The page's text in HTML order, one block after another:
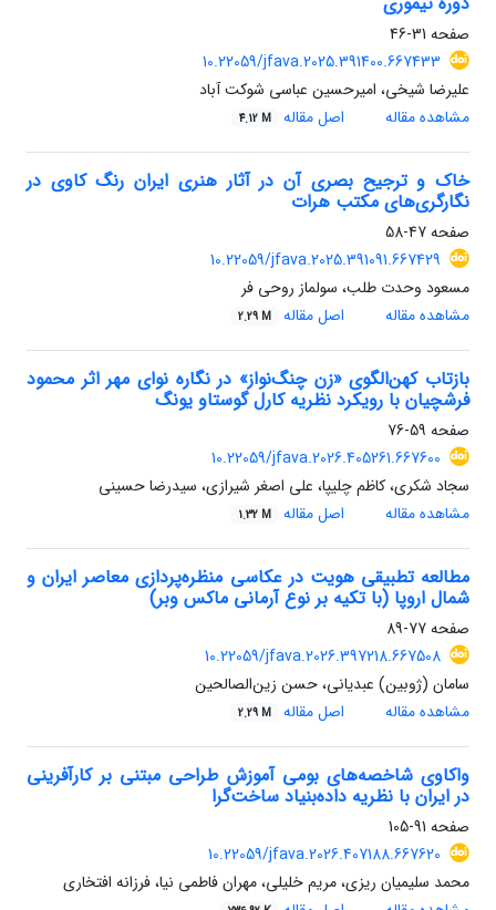
صفحه 31-46
10.22059/jfava.2025.391400.667433
علیرضا شیخی، امیرحسین عباسی شوکت آباد
مشاهده مقاله
اصل مقاله 4.12 M
خاک و ترجیح بصری آن در آثار هنری ایران رنگ کاوی در
نگارگری‌های مکتب هرات
صفحه47-58
10.22059/jfava.2025.391091.667429
مسعود وحدت طلب، سولماز روحی فر
مشاهده مقاله
اصل مقاله 2.29 M
بازتاب کهن‌الگوی «زن چنگ‌نواز» در نگاره نوای مهر اثر محمود
فرشچیان با رویکرد نظریه کارل گوستاو یونگ
صفحه 59-76
10.22059/jfava.2026.405261.667600
سجاد شکری، کاظم چلیپا، علی اصغر شیرازی، سیدرضا حسینی
مشاهده مقاله
اصل مقاله 1.32 M
مطالعه تطبیقی هویت در عکاسی منظره‌‌پردازی معاصر ایران و
شمال اروپا (با تکیه بر نوع آرمانی ماکس وبر)
صفحه77-89
10.22059/jfava.2026.397218.667508
سامان (ژوبین) عبدیانی، حسن زین‌الصالحین
مشاهده مقاله
اصل مقاله 2.29 M
واکاوی شاخصه‌های بومی آموزش طراحی مبتنی بر کارآفرینی
در ایران با نظریه داده‌بنیاد ساخت‌گرا
صفحه 91-105
10.22059/jfava.2026.407188.667620
محمد سلیمیان ریزی، مریم خلیلی، مهران فاطمی نیا، فرزانه افتخاری